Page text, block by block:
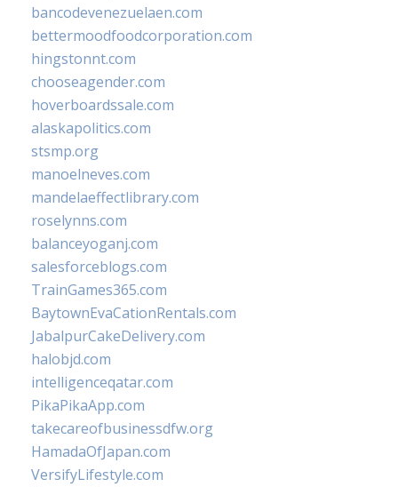
bancodevenezuelaen.com
bettermoodfoodcorporation.com
hingstonnt.com
chooseagender.com
hoverboardssale.com
alaskapolitics.com
stsmp.org
manoelneves.com
mandelaeffectlibrary.com
roselynns.com
balanceyoganj.com
salesforceblogs.com
TrainGames365.com
BaytownEvaCationRentals.com
JabalpurCakeDelivery.com
halobjd.com
intelligenceqatar.com
PikaPikaApp.com
takecareofbusinessdfw.org
HamadaOfJapan.com
VersifyLifestyle.com